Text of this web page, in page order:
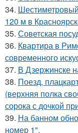
34.
120 м в
35. Советская
36. Квартира в
современного
37. В Дзержинске
38. Поезд,
(верхняя полка
сорока с дочкой
39. На банном
номер 1".